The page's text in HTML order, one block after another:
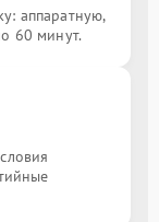
аппаратную,
60 минут.